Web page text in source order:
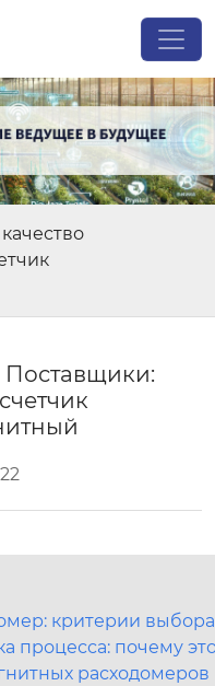
Поставщики:
критерии
процесса: почему